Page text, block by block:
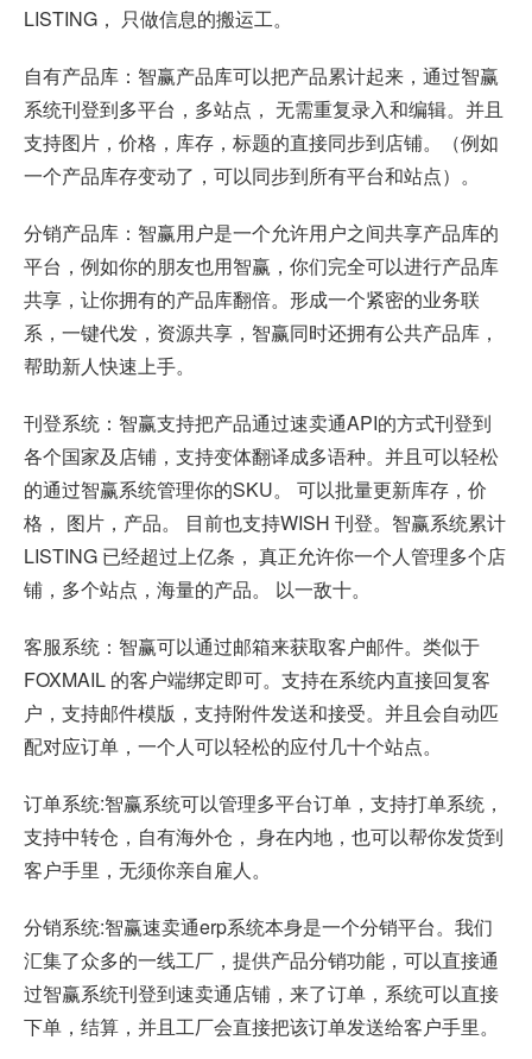
LISTING， 只做信息的搬运工。
自有产品库：智赢产品库可以把产品累计起来，通过智赢
系统刊登到多平台，多站点， 无需重复录入和编辑。并且
支持图片，价格，库存，标题的直接同步到店铺。（例如
一个产品库存变动了，可以同步到所有平台和站点）。
分销产品库：智赢用户是一个允许用户之间共享产品库的
平台，例如你的朋友也用智赢，你们完全可以进行产品库
共享，让你拥有的产品库翻倍。形成一个紧密的业务联
系，一键代发，资源共享，智赢同时还拥有公共产品库，
帮助新人快速上手。
刊登系统：智赢支持把产品通过速卖通API的方式刊登到
各个国家及店铺，支持变体翻译成多语种。并且可以轻松
的通过智赢系统管理你的SKU。 可以批量更新库存，价
格， 图片，产品。 目前也支持WISH 刊登。智赢系统累计
LISTING 已经超过上亿条， 真正允许你一个人管理多个店
铺，多个站点，海量的产品。 以一敌十。
客服系统：智赢可以通过邮箱来获取客户邮件。类似于
FOXMAIL 的客户端绑定即可。支持在系统内直接回复客
户，支持邮件模版，支持附件发送和接受。并且会自动匹
配对应订单，一个人可以轻松的应付几十个站点。
订单系统:智赢系统可以管理多平台订单，支持打单系统，
支持中转仓，自有海外仓， 身在内地，也可以帮你发货到
客户手里，无须你亲自雇人。
分销系统:智赢速卖通erp系统本身是一个分销平台。我们
汇集了众多的一线工厂，提供产品分销功能，可以直接通
过智赢系统刊登到速卖通店铺，来了订单，系统可以直接
下单，结算，并且工厂会直接把该订单发送给客户手里。